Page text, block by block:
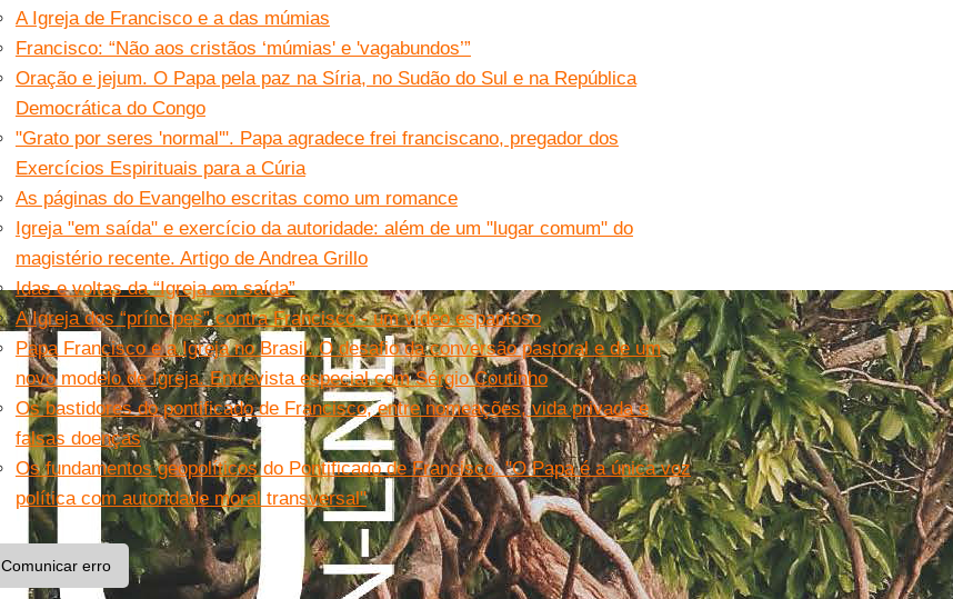
A Igreja de Francisco e a das múmias
Francisco: “Não aos cristãos ‘múmias' e 'vagabundos’”
Oração e jejum. O Papa pela paz na Síria, no Sudão do Sul e na República
Democrática do Congo
"Grato por seres 'normal'". Papa agradece frei franciscano, pregador dos
Exercícios Espirituais para a Cúria
As páginas do Evangelho escritas como um romance
Igreja "em saída" e exercício da autoridade: além de um "lugar comum" do
magistério recente. Artigo de Andrea Grillo
Idas e voltas da “Igreja em saída”
A Igreja dos “príncipes” contra Francisco - um vídeo espantoso
Papa Francisco e a Igreja no Brasil. O desafio da conversão pastoral e de um
novo modelo de Igreja. Entrevista especial com Sérgio Coutinho
Os bastidores do pontificado de Francisco, entre nomeações, vida privada e
falsas doenças
Os fundamentos geopolíticos do Pontificado de Francisco. "O Papa é a única voz
política com autoridade moral transversal"
Comunicar erro